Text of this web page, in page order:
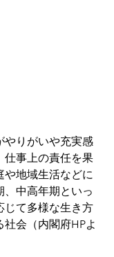
やりがいや充実感
仕事上の責任を果
や地域生活などに
、中高年期といっ
じて多様な生き方
会（内閣府HPよ